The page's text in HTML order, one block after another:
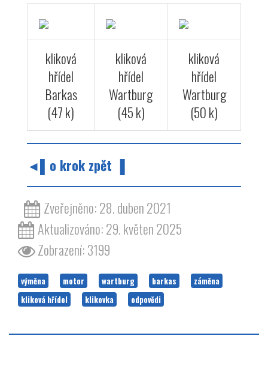
kliková
hřídel
Barkas
(47 k)
kliková
hřídel
Wartburg
(45 k)
kliková
hřídel
Wartburg
(50 k)
◄▌o krok zpět ▐
Zveřejněno: 28. duben 2021
Aktualizováno: 29. květen 2025
Zobrazení: 3199
výměna motor wartburg barkas
záměna
kliková hřídel
klikovka odpovědi